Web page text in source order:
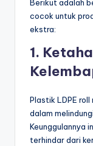
Berikut adalah
cocok untuk
ekstra:
1.
Plastik LDPE
dalam
Keunggulannya
terhindar dari